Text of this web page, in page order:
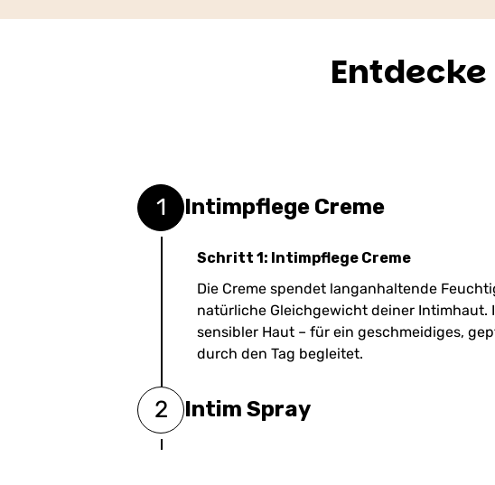
1 Intimpflege Creme
Schritt 1: Intimpflege Creme
Die Creme spendet langanhaltende
natürliche Gleichgewicht deiner Intimhaut.
sensibler Haut – für ein geschmeidiges,
durch den Tag begleitet.
2 Intim Spray